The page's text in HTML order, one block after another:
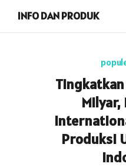
INFO DAN PRODUK
Milyar,
Produksi